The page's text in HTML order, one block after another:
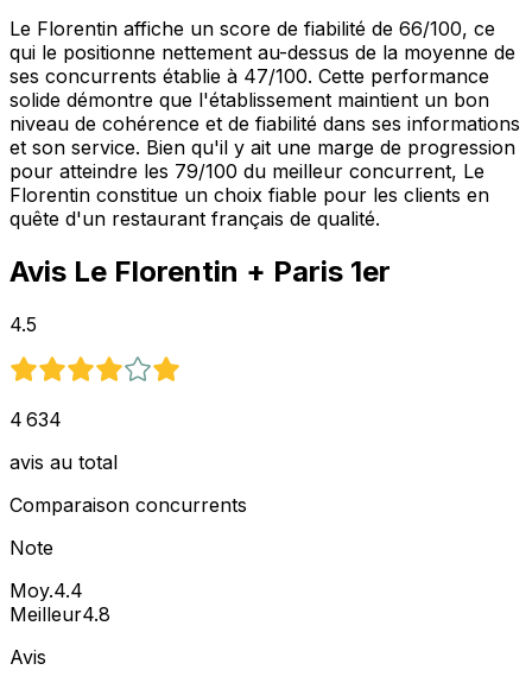
Le Florentin affiche un score de fiabilité de 66/100, ce
qui le positionne nettement au-dessus de la moyenne de
ses concurrents établie à 47/100. Cette performance
solide démontre que l'établissement maintient un bon
niveau de cohérence et de fiabilité dans ses informations
et son service. Bien qu'il y ait une marge de progression
pour atteindre les 79/100 du meilleur concurrent, Le
Florentin constitue un choix fiable pour les clients en
quête d'un restaurant français de qualité.
Avis Le Florentin + Paris 1er
4.5
4 634
avis au total
Comparaison concurrents
Note
Moy.4.4
Meilleur4.8
Avis